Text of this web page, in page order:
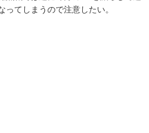
てしまうので注意したい。